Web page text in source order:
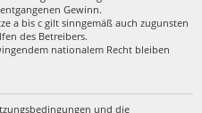
Gewinn.
a bis c gilt sinngemäß auch zugunsten
des Betreibers.
nationalem Recht bleiben
und die